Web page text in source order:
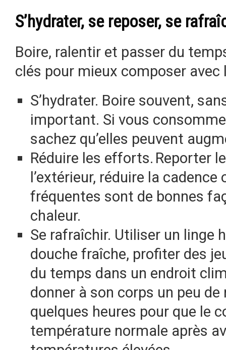
S’hydrater, se reposer, se
Boire, ralentir et passer du
clés pour mieux composer avec
S’hydrater. Boire souvent,
important. Si vous
sachez qu’elles peuvent
Réduire les efforts. Reporter
l’extérieur, réduire la
fréquentes sont de bonnes
chaleur.
Se rafraîchir. Utiliser un linge
douche fraîche, profiter des
du temps dans un endroit
donner à son corps un peu
quelques heures pour que le
température normale après